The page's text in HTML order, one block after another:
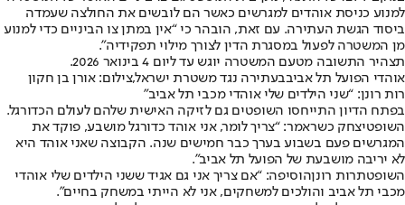
למנוע כניסת אוהדים למגרשים כאשר הם לובשים את החולצה שעמדה
ביסוד הגשת העתירה. עם זאת, הובהר כי “אין במתן צו הביניים כדי למנוע
מן המשטרה לפעול במסגרת הדין לצורך מילוי תפקידיה”.
תצהיר התשובה מטעם המשטרה יוגש עד ליום 4 בינואר 2026.
אוהדי הפועל תל אביבבעתירה נגד משטרת ישראל,צילום: אורן בן חקון
רות רונן: “שני הילדים שלי אוהדי מכבי תל אביב"
בפתח הדיון התייחסו השופטים גם לזיקה האישית שלהם לעולם הכדורגל.
השופטיצחק כשראמר: “צריך לומר, אני אוהד כדורגל מושבע, פוקד את
המגרשים פעם בשבוע בערך כבר חמישים שנה. הקבוצה שאני אוהד היא
לא יריבה מושבעת של הפועל תל אביב”.
השופטתרות רונןהוסיפה: “אם צריך אני גם אגיד ששני הילדים שלי אוהדי
מכבי תל אביב והולכים למשחקים, אני לא הייתי במשחק בחיים”.